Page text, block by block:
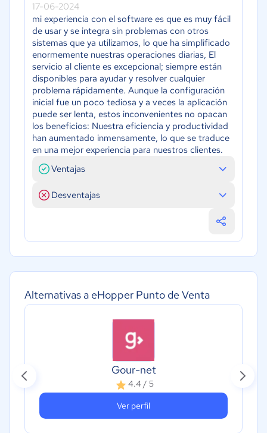
Alternativas a eHopper Punto de Venta
Gour-net
4.4 / 5
Ver perfil
17-06-2024
mi experiencia con el software es que es muy fácil
de usar y se integra sin problemas con otros
sistemas que ya utilizamos, lo que ha simplificado
enormemente nuestras operaciones diarias, El
servicio al cliente es excepcional; siempre están
disponibles para ayudar y resolver cualquier
problema rápidamente. Aunque la configuración
inicial fue un poco tediosa y a veces la aplicación
puede ser lenta, estos inconvenientes no opacan
los beneficios: Nuestra eficiencia y productividad
han aumentado inmensamente, lo que se traduce
en una mejor experiencia para nuestros clientes.
Ventajas
Desventajas